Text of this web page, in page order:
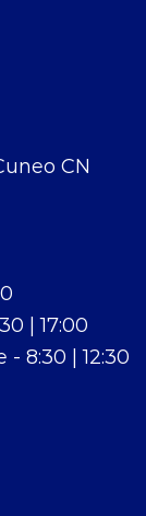
CN
| 17:00
8:30 | 12:30